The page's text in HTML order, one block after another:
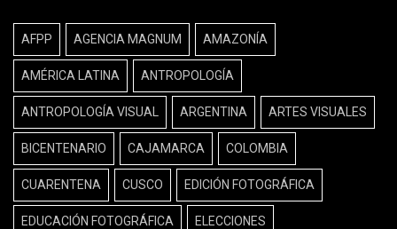
AFPP AGENCIA MAGNUM AMAZONÍA
AMÉRICA LATINA ANTROPOLOGÍA
ANTROPOLOGÍA VISUAL ARGENTINA ARTES VISUALES
BICENTENARIO CAJAMARCA COLOMBIA
CUARENTENA CUSCO EDICIÓN FOTOGRÁFICA
EDUCACIÓN FOTOGRÁFICA ELECCIONES